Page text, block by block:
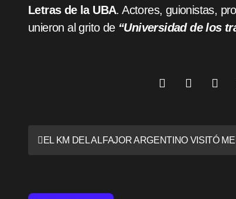
Letras de la UBA. Actores, guionistas,
unieron al grito de “Universidad de los
N EL KM DEL ALFAJOR ARGENTINO VISITÓ